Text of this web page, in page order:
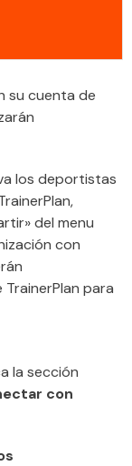
su cuenta de
los deportistas
del menu
con
para
la sección
con